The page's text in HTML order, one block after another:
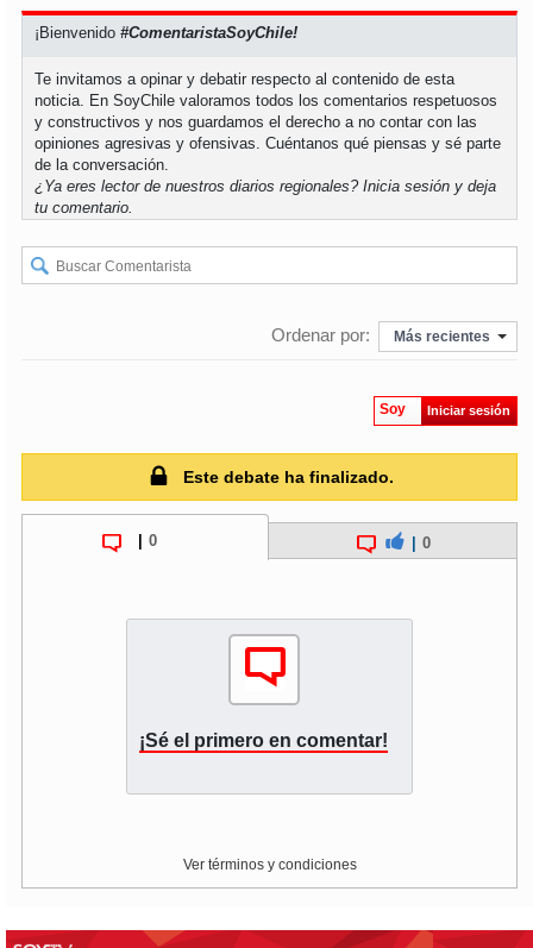
¡Bienvenido#ComentaristaSoyChile!
Te invitamos a opinar y debatir respecto al contenido de esta
noticia. En SoyChile valoramos todos los comentarios respetuosos
y constructivos y nos guardamos el derecho a no contar con las
opiniones agresivas y ofensivas. Cuéntanos qué piensas y sé parte
de la conversación.
¿Ya eres lector de nuestros diarios regionales?Inicia sesión y deja
tu comentario.
Ordenar por: Más recientes
Soy Iniciar sesión
Este debate ha finalizado.
0 0
¡Sé el primero en comentar!
Ver términos y condiciones